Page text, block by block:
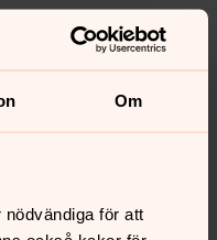
Om
för att
i blandade färger